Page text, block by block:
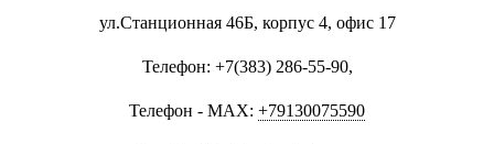
ул.Станционная 46Б, корпус 4, офис 17
Телефон: +7(383) 286-55-90,
Телефон - MAX: +79130075590